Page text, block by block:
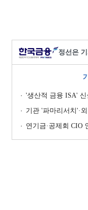
정선은
'생산적 금융 ISA' 신설…
기관 '파마리서치'·외인 '주성엔지니어
연기금·공제회 CIO